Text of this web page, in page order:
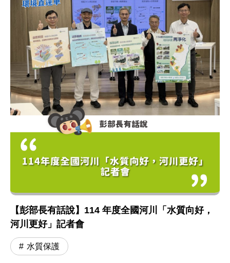
【彭部長有話說】114 年度全國河川「水質向好，
河川更好」記者會
水質保護